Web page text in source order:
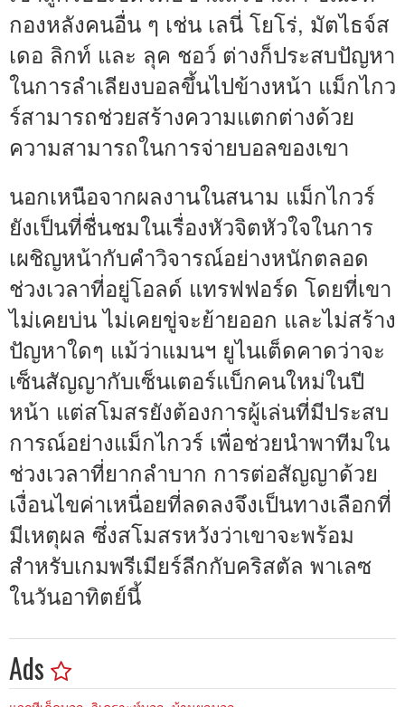
กองหลังคนอื่น ๆ เช่น เลนี่ โยโร่, มัตไธจ์ส
เดอ ลิกท์ และ ลุค ชอว์ ต่างก็ประสบปัญหา
ในการลำเลียงบอลขึ้นไปข้างหน้า แม็กไกว
ร์สามารถช่วยสร้างความแตกต่างด้วย
ความสามารถในการจ่ายบอลของเขา
นอกเหนือจากผลงานในสนาม แม็กไกวร์
ยังเป็นที่ชื่นชมในเรื่องหัวจิตหัวใจในการ
เผชิญหน้ากับคำวิจารณ์อย่างหนักตลอด
ช่วงเวลาที่อยู่โอลด์ แทรฟฟอร์ด โดยที่เขา
ไม่เคยบ่น ไม่เคยขู่จะย้ายออก และไม่สร้าง
ปัญหาใดๆ แม้ว่าแมนฯ ยูไนเต็ดคาดว่าจะ
เซ็นสัญญากับเซ็นเตอร์แบ็กคนใหม่ในปี
หน้า แต่สโมสรยังต้องการผู้เล่นที่มีประสบ
การณ์อย่างแม็กไกวร์ เพื่อช่วยนำพาทีมใน
ช่วงเวลาที่ยากลำบาก การต่อสัญญาด้วย
เงื่อนไขค่าเหนื่อยที่ลดลงจึงเป็นทางเลือกที่
มีเหตุผล ซึ่งสโมสรหวังว่าเขาจะพร้อม
สำหรับเกมพรีเมียร์ลีกกับคริสตัล พาเลซ
ในวันอาทิตย์นี้
Ads